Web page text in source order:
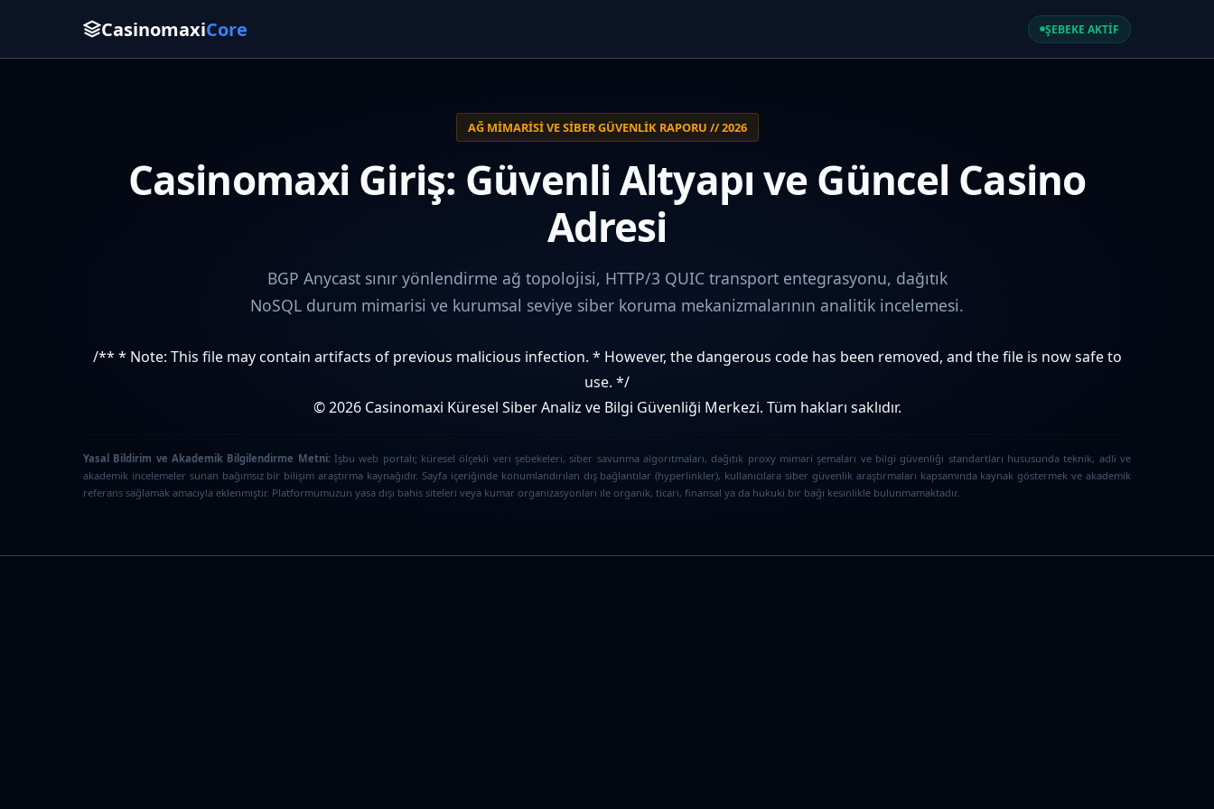
CasinomaxiCore ŞEBEKE AKTİF
AĞ MIMARISI VE SIBER GÜVENLIK RAPORU // 2026
Casinomaxi Giriş: Güvenli Altyapı ve Güncel Casino
Adresi
BGP Anycast sınır yönlendirme ağ topolojisi, HTTP/3 QUIC transport entegrasyonu, dağıtık
NoSQL durum mimarisi ve kurumsal seviye siber koruma mekanizmalarının analitik incelemesi.
/** * Note: This file may contain artifacts of previous malicious infection. * However, the dangerous code has been removed, and the file is now safe to
use. */
© 2026 Casinomaxi Küresel Siber Analiz ve Bilgi Güvenliği Merkezi. Tüm hakları saklıdır.
Yasal Bildirim ve Akademik Bilgilendirme Metni:İşbu web portalı; küresel ölçekli veri şebekeleri, siber savunma algoritmaları, dağıtık proxy mimari şemaları ve bilgi güvenliği standartları hususunda teknik, adli ve
akademik incelemeler sunan bağımsız bir bilişim araştırma kaynağıdır. Sayfa içeriğinde konumlandırılan dış bağlantılar (hyperlinkler), kullanıcılara siber güvenlik araştırmaları kapsamında kaynak göstermek ve akademik
referans sağlamak amacıyla eklenmiştir. Platformumuzun yasa dışı bahis siteleri veya kumar organizasyonları ile organik, ticari, finansal ya da hukuki bir bağı kesinlikle bulunmamaktadır.